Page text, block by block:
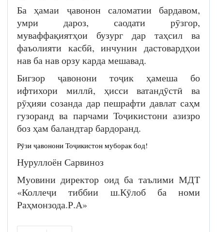
Ба ҳамаи ҷавонон саломатии бардавом,
умри дароз, саодати рӯзгор,
муваффақиятҳои бузург дар таҳсил ва
фаъолияти касбӣ, инчунин дастовардҳои
нав ба нав орзу карда мешавад.
Бигзор ҷавонони тоҷик ҳамеша бо
ифтихори миллӣ, ҳисси ватандӯстӣ ва
рӯҳияи созанда дар пешрафти давлат саҳм
гузоранд ва парчами Тоҷикистони азизро
боз ҳам баландтар бардоранд.
Рӯзи ҷавонони Тоҷикистон муборак бод!
Нуруллоён Сарвиноз
Муовини директор оид ба таълими МДТ
«Коллеҷи тиббии ш.Кӯлоб ба номи
Раҳмонзода.Р.А»